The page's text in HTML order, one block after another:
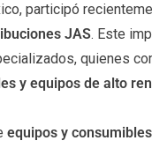
participó
JAS. Este
quienes
y equipos de alto
equipos y